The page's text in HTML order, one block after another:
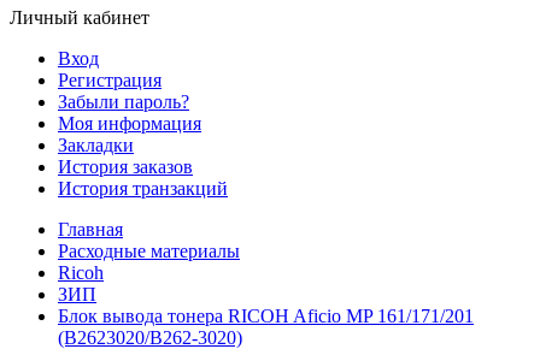
Личный кабинет
Вход
Регистрация
Забыли пароль?
Моя информация
Закладки
История заказов
История транзакций
Главная
Расходные материалы
Ricoh
ЗИП
Блок вывода тонера RICOH Aficio MP 161/171/201
(B2623020/B262-3020)